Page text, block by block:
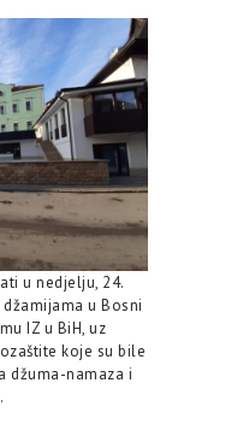
u nedjelju, 24.
u Bosni
IZ u BiH, uz
koje su bile
džuma-namaza i